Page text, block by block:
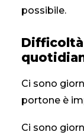
possibile.
Ci sono
portone è
Ci sono